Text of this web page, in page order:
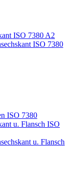
ISO 7380 A2
ISO 7380
ISO 7380
u. Flansch ISO
u. Flansch